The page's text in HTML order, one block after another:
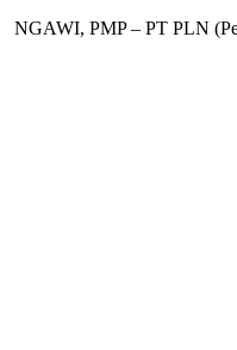
NGAWI, PMP – PT PLN